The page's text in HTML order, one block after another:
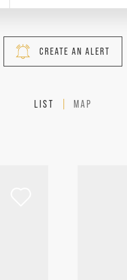
CREATE AN ALERT
LIST MAP